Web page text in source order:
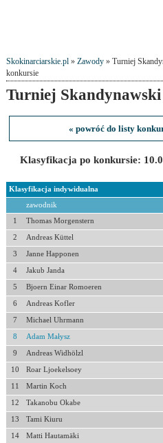
Skokinarciarskie.pl» Zawody» Turniej
konkursie
Turniej Skandynawski
« powróć do listy
Klasyfikacja po konkursie:
Klasyfikacja indywidualna
zawodnik
1 Thomas Morgenstern
2 Andreas Küttel
3 Janne Happonen
4 Jakub Janda
5 Bjoern Einar Romoeren
6 Andreas Kofler
7 Michael Uhrmann
8 Adam Małysz
9 Andreas Widhölzl
10 Roar Ljoekelsoey
11 Martin Koch
12 Takanobu Okabe
13 Tami Kiuru
14 Matti Hautamäki